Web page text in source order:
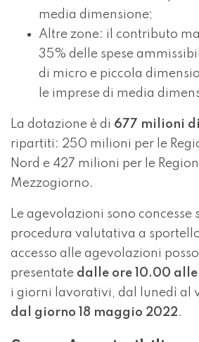
media dimensione;
Altre zone: il contributo
35% delle spese
di micro e piccola
le imprese di media
La dotazione è di 677 milioni
ripartiti: 250 milioni per le
Nord e 427 milioni per le
Mezzogiorno.
Le agevolazioni sono concesse
procedura valutativa a
accesso alle agevolazioni
presentate dalle ore 10.00 alle
i giorni lavorativi, dal lunedì al
dal giorno 18 maggio 2022.